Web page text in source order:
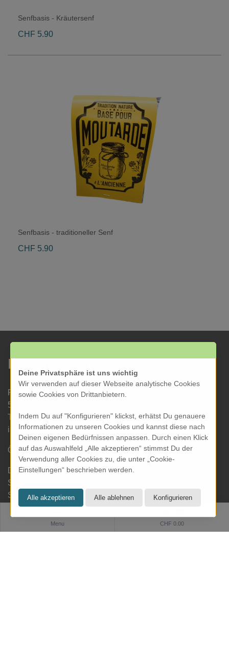
Menu CHF 0.00
Senfbasis - Kräutersenf
CHF 5.90
Senfbasis - traditioneller Senf
CHF 5.90
KRESOM & mehr
Rathausgasse 27
5000 Aarau
Tel: 062 822 19 19
info@kresom.ch
Öffnungszeiten Laden:
Dienstag bis Freitag: 09.30 bis 18.00 Uhr
Samstag: 09.30 bis 17.00 Uhr
Sonntag & Montag geschlossen
Deine Privatsphäre ist uns wichtig
Wir verwenden auf dieser Webseite analytische Cookies
sowie Cookies von Drittanbietern.
Indem Du auf "Konfigurieren" klickst, erhätst Du genauere
Informationen zu unseren Cookies und kannst diese nach
Deinen eigenen Bedürfnissen anpassen. Durch einen Klick
auf das Auswahlfeld „Alle akzeptieren“ stimmst Du der
Verwendung aller Cookies zu, die unter „Cookie-
Einstellungen“ beschrieben werden.